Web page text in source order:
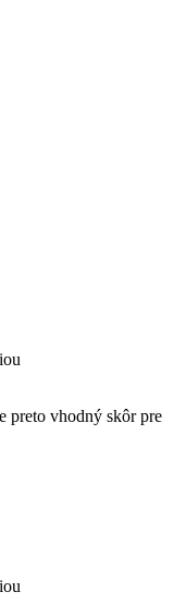
preto vhodný skôr pre